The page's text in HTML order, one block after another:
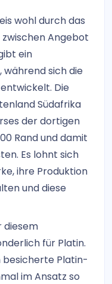
wohl durch das
Angebot
ein
sich die
Die
Südafrika
der dortigen
Rand und damit
Es lohnt sich
ihre Produktion
und diese
diesem
für Platin.
besicherte Platin-
im Ansatz so